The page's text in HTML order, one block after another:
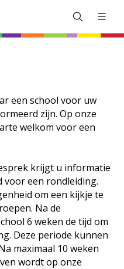
een school voor uw
zijn. Op onze
welkom voor een
krijgt u informatie
voor een rondleiding.
om een kijkje te
Na de
6 weken de tijd om
Deze periode kunnen
maximaal 10 weken
wordt op onze